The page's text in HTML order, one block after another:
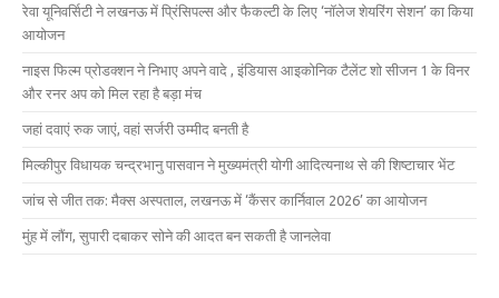
रेवा यूनिवर्सिटी ने लखनऊ में प्रिंसिपल्स और फैकल्टी के लिए ‘नॉलेज शेयरिंग सेशन’ का किया
आयोजन
नाइस फिल्म प्रोडक्शन ने निभाए अपने वादे , इंडियास आइकोनिक टैलेंट शो सीजन 1 के विनर
और रनर अप को मिल रहा है बड़ा मंच
जहां दवाएं रुक जाएं, वहां सर्जरी उम्मीद बनती है
मिल्कीपुर विधायक चन्द्रभानु पासवान ने मुख्यमंत्री योगी आदित्यनाथ से की शिष्टाचार भेंट
जांच से जीत तक: मैक्स अस्पताल, लखनऊ में ‘कैंसर कार्निवाल 2026’ का आयोजन
मुंह में लौंग, सुपारी दबाकर सोने की आदत बन सकती है जानलेवा